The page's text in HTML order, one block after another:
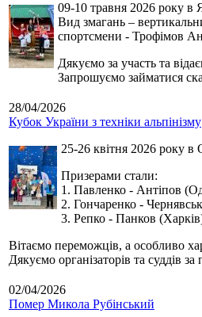
09-10 травня 2026 року в
Вид змагань –
спортсмени - Трофімов
Дякуємо за участь та
Запрошуємо займатися
28/04/2026
Кубок України з техніки альпінізму
25-26 квітня 2026 року в
Призерами стали:
1. Павленко - Антіпов
2. Гончаренко -
3. Репко - Панков
Вітаємо переможців, а особливо
Дякуємо організаторів та суддів
02/04/2026
Помер Микола Рубінський